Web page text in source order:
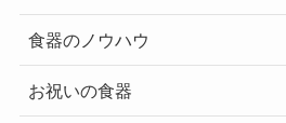
食器のノウハウ
お祝いの食器